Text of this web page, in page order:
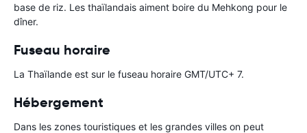
base de riz. Les thaïlandais aiment boire du Mehkong pour le
dîner.
Fuseau horaire
La Thaïlande est sur le fuseau horaire GMT/UTC+ 7.
Hébergement
Dans les zones touristiques et les grandes villes on peut